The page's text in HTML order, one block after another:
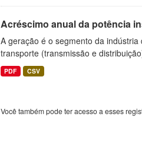
Acréscimo anual da potência
A geração é o segmento da
transporte (transmissão e
PDF CSV
Você também pode ter acesso a esses